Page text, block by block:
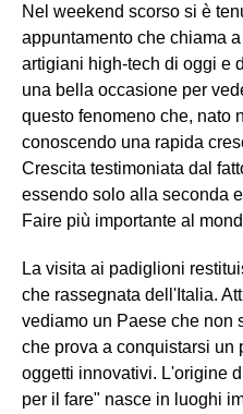
Nel weekend scorso si è
appuntamento che chiama
artigiani high-tech di oggi e
una bella occasione per
questo fenomeno che, nato
conoscendo una rapida
Crescita testimoniata dal
essendo solo alla seconda
Faire più importante al
La visita ai padiglioni
che rassegnata dell'Italia.
vediamo un Paese che non
che prova a conquistarsi un
oggetti innovativi. L'origine
per il fare" nasce in luoghi